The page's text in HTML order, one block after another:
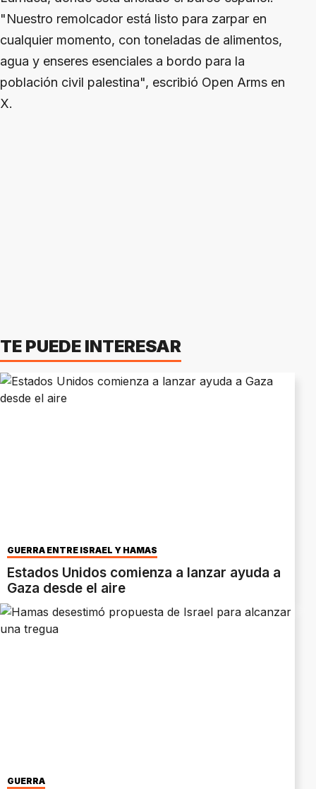
"Nuestro remolcador está listo para zarpar en
cualquier momento, con toneladas de alimentos,
agua y enseres esenciales a bordo para la
población civil palestina", escribió Open Arms en
X.
TE PUEDE INTERESAR
GUERRA ENTRE ISRAEL Y HAMAS
Estados Unidos comienza a lanzar ayuda a
Gaza desde el aire
GUERRA